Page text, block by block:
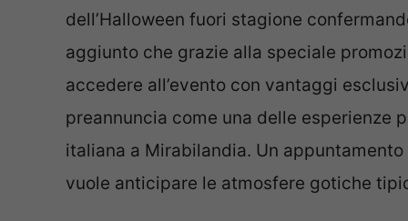
dell’Halloween fuori stagione
aggiunto che grazie alla speciale
accedere all’evento con vantaggi
preannuncia come una delle esperienze
italiana a Mirabilandia. Un
vuole anticipare le atmosfere gotiche